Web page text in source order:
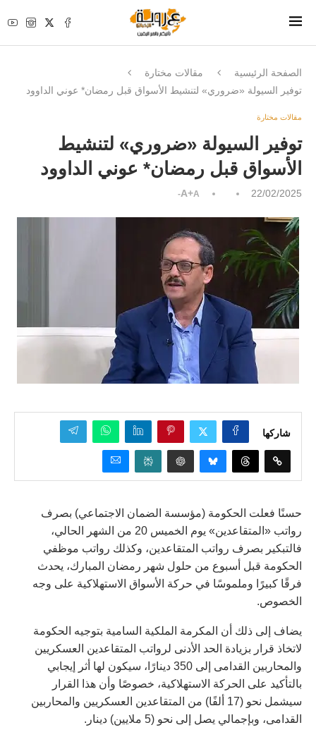
الصفحة الرئيسية
مقالات مختارة
توفير السيولة «ضروري» لتنشيط الأسواق قبل رمضان* عوني الداوود
مقالات مختارة
توفير السيولة «ضروري» لتنشيط
الأسواق قبل رمضان* عوني الداوود
22/02/2025
A+A-
شاركها
حسنًا فعلت الحكومة (مؤسسة الضمان الاجتماعي) بصرف
رواتب «المتقاعدين» يوم الخميس 20 من الشهر الحالي،
فالتبكير بصرف رواتب المتقاعدين، وكذلك رواتب موظفي
الحكومة قبل أسبوع من حلول شهر رمضان المبارك، يحدث
فرقًا كبيرًا وملموسًا في حركة الأسواق الاستهلاكية على وجه
الخصوص.
يضاف إلى ذلك أن المكرمة الملكية السامية بتوجيه الحكومة
لاتخاذ قرار بزيادة الحد الأدنى لرواتب المتقاعدين العسكريين
والمحاربين القدامى إلى 350 دينارًا، سيكون لها أثر إيجابي
بالتأكيد على الحركة الاستهلاكية، خصوصًا وأن هذا القرار
سيشمل نحو (17 ألفًا) من المتقاعدين العسكريين والمحاربين
القدامى، وبإجمالي يصل إلى نحو (5 ملايين) دينار.